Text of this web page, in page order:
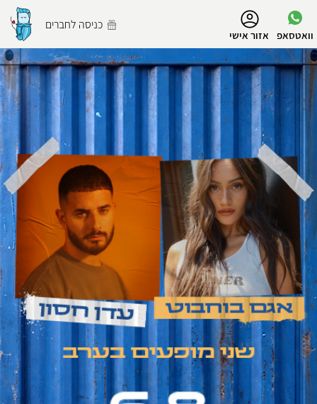
וואטסאפ אזור אישי
כניסה לחברים
הפרופיל שלי